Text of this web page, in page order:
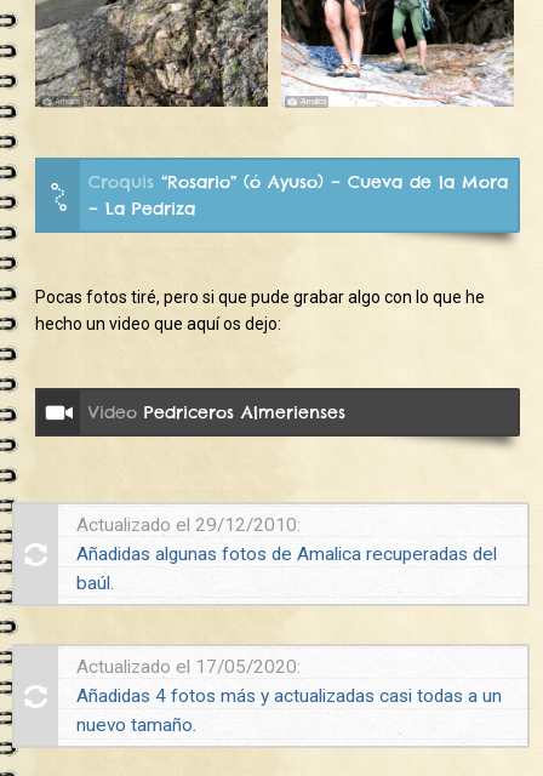
Croquis “Rosario” (ó Ayuso) – Cueva de la Mora
– La Pedriza
Pocas fotos tiré, pero si que pude grabar algo con lo que he
hecho un video que aquí os dejo:
Video Pedriceros Almerienses
Actualizado el 29/12/2010:
Añadidas algunas fotos de Amalica recuperadas del
baúl.
Actualizado el 17/05/2020:
Añadidas 4 fotos más y actualizadas casi todas a un
nuevo tamaño.